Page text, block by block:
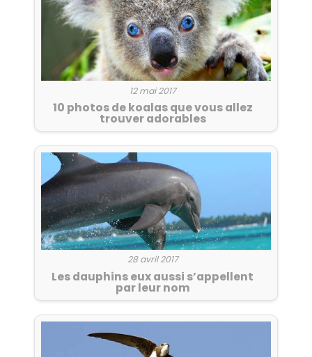
12 mai 2017
10 photos de koalas que vous allez
trouver adorables
28 avril 2017
Les dauphins eux aussi s’appellent
par leur nom